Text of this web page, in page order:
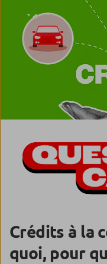
Crédits à la
quoi, pour